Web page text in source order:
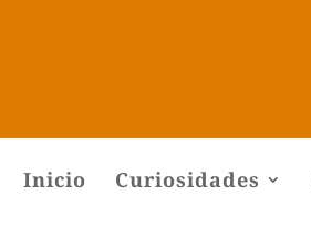
Inicio Curiosidades